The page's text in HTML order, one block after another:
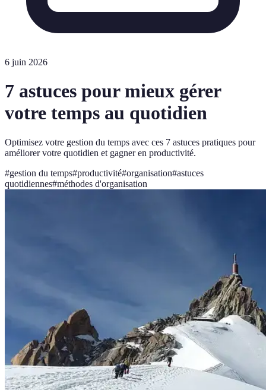
6 juin 2026
7 astuces pour mieux gérer
votre temps au quotidien
Optimisez votre gestion du temps avec ces 7 astuces pratiques pour
améliorer votre quotidien et gagner en productivité.
#gestion du temps#productivité#organisation#astuces
quotidiennes#méthodes d'organisation